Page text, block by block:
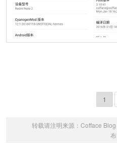
1
转载请注明来源： Cofface Blog
布